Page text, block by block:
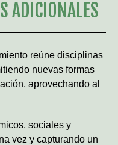
ADICIONALES
reúne disciplinas
nuevas formas
aprovechando al
sociales y
vez y capturando un